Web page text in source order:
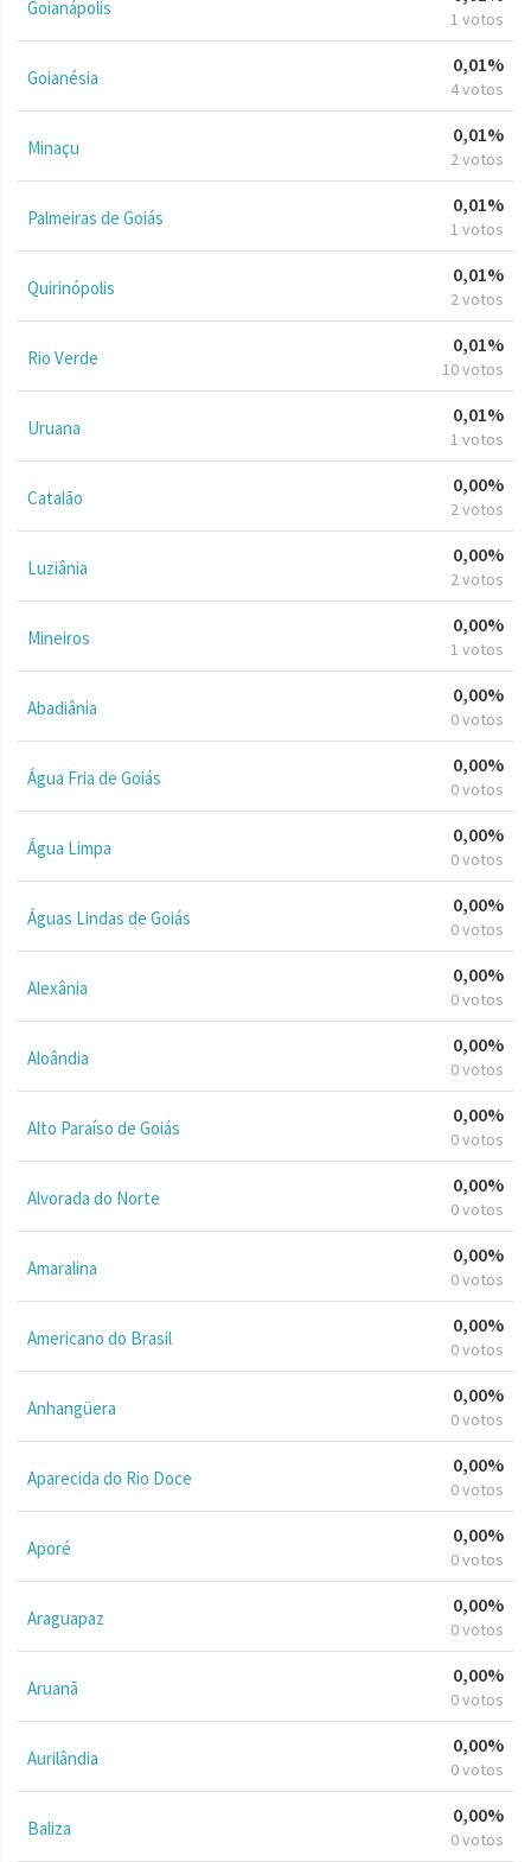
Goianápolis 1 votos
Goianésia
0,01%
4 votos
Minaçu
0,01%
2 votos
Palmeiras de Goiás
0,01%
1 votos
Quirinópolis
0,01%
2 votos
Rio Verde
0,01%
10 votos
Uruana
0,01%
1 votos
Catalão
0,00%
2 votos
Luziânia
0,00%
2 votos
Mineiros
0,00%
1 votos
Abadiânia
0,00%
0 votos
Água Fria de Goiás
0,00%
0 votos
Água Limpa
0,00%
0 votos
Águas Lindas de Goiás
0,00%
0 votos
Alexânia
0,00%
0 votos
Aloândia
0,00%
0 votos
Alto Paraíso de Goiás
0,00%
0 votos
Alvorada do Norte
0,00%
0 votos
Amaralina
0,00%
0 votos
Americano do Brasil
0,00%
0 votos
Anhangüera
0,00%
0 votos
Aparecida do Rio Doce
0,00%
0 votos
Aporé
0,00%
0 votos
Araguapaz
0,00%
0 votos
Aruanã
0,00%
0 votos
Aurilândia
0,00%
0 votos
Baliza
0,00%
0 votos